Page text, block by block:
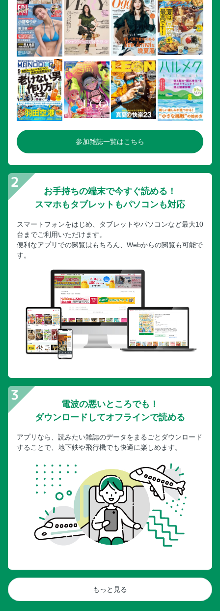
参加雑誌一覧はこちら
お手持ちの端末で今すぐ読める！
スマホもタブレットもパソコンも対応
スマートフォンをはじめ、タブレットやパソコンなど最大10
台までご利用いただけます。
便利なアプリでの閲覧はもちろん、Webからの閲覧も可能で
す。
電波の悪いところでも！
ダウンロードしてオフラインで読める
アプリなら、読みたい雑誌のデータをまるごとダウンロード
することで、地下鉄や飛行機でも快適に楽しめます。
もっと見る